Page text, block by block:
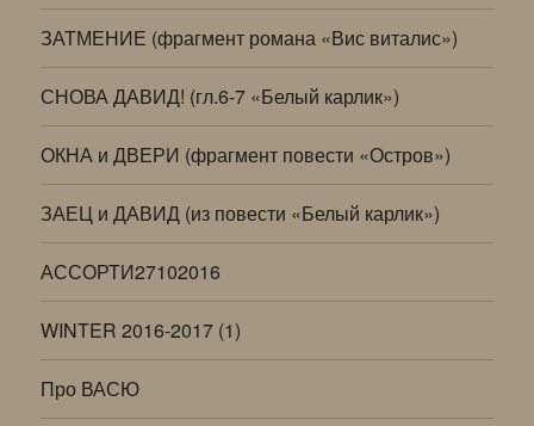
ЗАТМЕНИЕ (фрагмент романа «Вис виталис»)
СНОВА ДАВИД! (гл.6-7 «Белый карлик»)
ОКНА и ДВЕРИ (фрагмент повести «Остров»)
ЗАЕЦ и ДАВИД (из повести «Белый карлик»)
АССОРТИ27102016
WINTER 2016-2017 (1)
Про ВАСЮ